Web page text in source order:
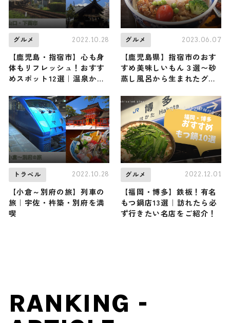
グルメ 2022.10.28
【鹿児島・指宿市】心も身
体もリフレッシュ！おすす
めスポット12選｜温泉から
グルメ 2023.06.07
【鹿児島県】指宿市のおす
すめ美味しいもん３選〜砂
蒸し風呂から生まれたグル
トラベル 2022.10.28
【小倉～別府の旅】列車の
旅｜宇佐・杵築・別府を満
喫
グルメ 2022.12.01
【福岡・博多】鉄板！有名
もつ鍋店13選｜訪れたら必
ず行きたい名店をご紹介！
RANKING -